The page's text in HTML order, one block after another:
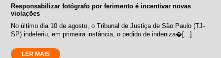
Responsabilizar fotógrafo por ferimento é incentivar novas
violações
No último dia 10 de agosto, o Tribunal de Justiça de São Paulo (TJ-
SP) indeferiu, em primeira instância, o pedido de indeniza�[...]
LER MAIS